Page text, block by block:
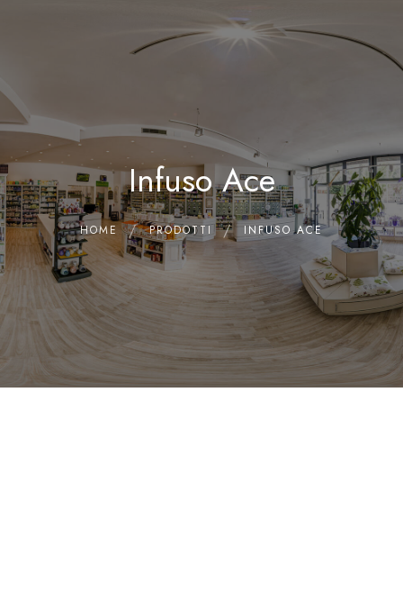
Home
Chi siamo
Il Laboratorio
Shop
Olii Essenziali
Contatti
Infuso Ace
HOME PRODOTTI INFUSO ACE